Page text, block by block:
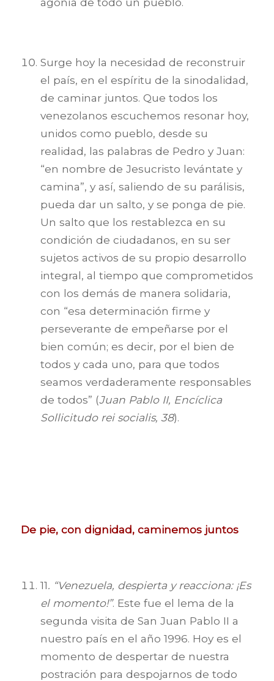
Surge hoy la necesidad de reconstruir
el país, en el espíritu de la sinodalidad,
de caminar juntos. Que todos los
venezolanos escuchemos resonar hoy,
unidos como pueblo, desde su
realidad, las palabras de Pedro y Juan:
“en nombre de Jesucristo levántate y
camina”, y así, saliendo de su parálisis,
pueda dar un salto, y se ponga de pie.
Un salto que los restablezca en su
condición de ciudadanos, en su ser
sujetos activos de su propio desarrollo
integral, al tiempo que comprometidos
con los demás de manera solidaria,
con “esa determinación firme y
perseverante de empeñarse por el
bien común; es decir, por el bien de
todos y cada uno, para que todos
seamos verdaderamente responsables
de todos” (Juan Pablo II, Encíclica
Sollicitudo rei socialis, 38).
De pie, con dignidad, caminemos juntos
11. “Venezuela, despierta y reacciona: ¡Es
el momento!”. Este fue el lema de la
segunda visita de San Juan Pablo II a
nuestro país en el año 1996. Hoy es el
momento de despertar de nuestra
postración para despojarnos de todo